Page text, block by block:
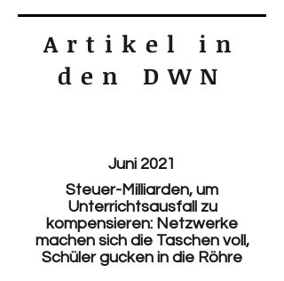
Artikel in
den DWN
Juni 2021
Steuer-Milliarden, um
Unterrichtsausfall zu
kompensieren: Netzwerke
machen sich die Taschen voll,
Schüler gucken in die Röhre